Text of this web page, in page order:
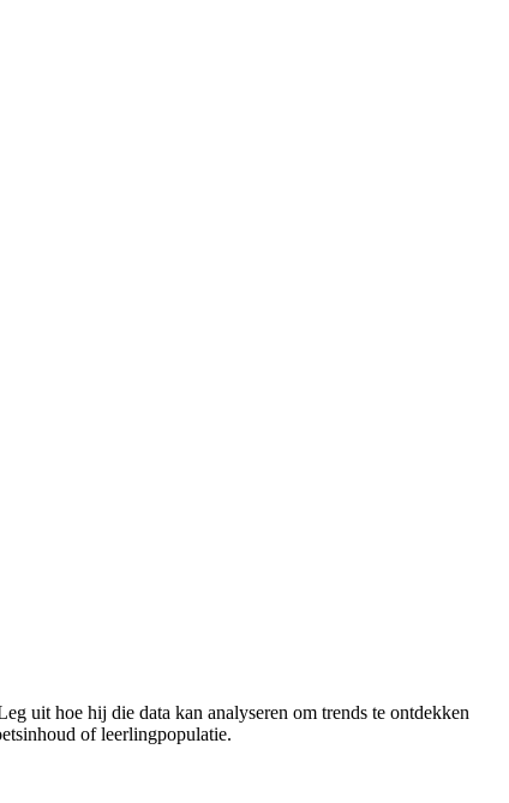
uit hoe hij die data kan analyseren om trends te ontdekken
of leerlingpopulatie.